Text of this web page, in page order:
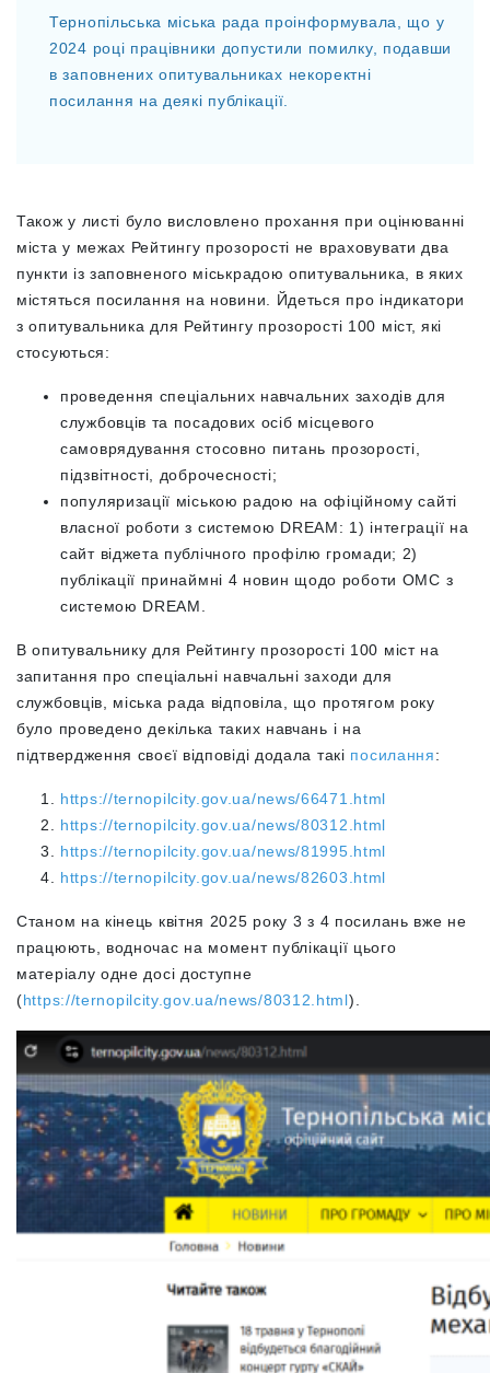
Тернопільська міська рада проінформувала, що у
2024 році працівники допустили помилку, подавши
в заповнених опитувальниках некоректні
посилання на деякі публікації.
Також у листі було висловлено прохання при оцінюванні
міста у межах Рейтингу прозорості не враховувати два
пункти із заповненого міськрадою опитувальника, в яких
містяться посилання на новини. Йдеться про індикатори
з опитувальника для Рейтингу прозорості 100 міст, які
стосуються:
проведення спеціальних навчальних заходів для
службовців та посадових осіб місцевого
самоврядування стосовно питань прозорості,
підзвітності, доброчесності;
популяризації міською радою на офіційному сайті
власної роботи з системою DREAM: 1) інтеграції на
сайт віджета публічного профілю громади; 2)
публікації принаймні 4 новин щодо роботи ОМС з
системою DREAM.
В опитувальнику для Рейтингу прозорості 100 міст на
запитання про спеціальні навчальні заходи для
службовців, міська рада відповіла, що протягом року
було проведено декілька таких навчань і на
підтвердження своєї відповіді додала такі посилання:
https://ternopilcity.gov.ua/news/66471.html
https://ternopilcity.gov.ua/news/80312.html
https://ternopilcity.gov.ua/news/81995.html
https://ternopilcity.gov.ua/news/82603.html
Станом на кінець квітня 2025 року 3 з 4 посилань вже не
працюють, водночас на момент публікації цього
матеріалу одне досі доступне
(https://ternopilcity.gov.ua/news/80312.html).